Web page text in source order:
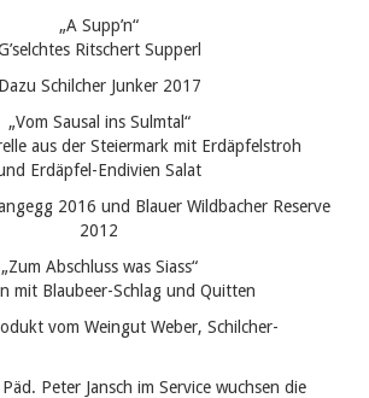
„A Supp’n“
Ritschert Supperl
Dazu Schilcher Junker 2017
„Vom Sausal ins Sulmtal“
aus der Steiermark mit Erdäpfelstroh
Erdäpfel-Endivien Salat
2016 und Blauer Wildbacher Reserve
2012
„Zum Abschluss was Siass“
mit Blaubeer-Schlag und Quitten
vom Weingut Weber, Schilcher-
Peter Jansch im Service wuchsen die